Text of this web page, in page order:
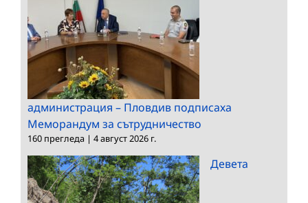
администрация – Пловдив подписаха
Меморандум за сътрудничество
160 прегледа | 4 август 2026 г.
Девета